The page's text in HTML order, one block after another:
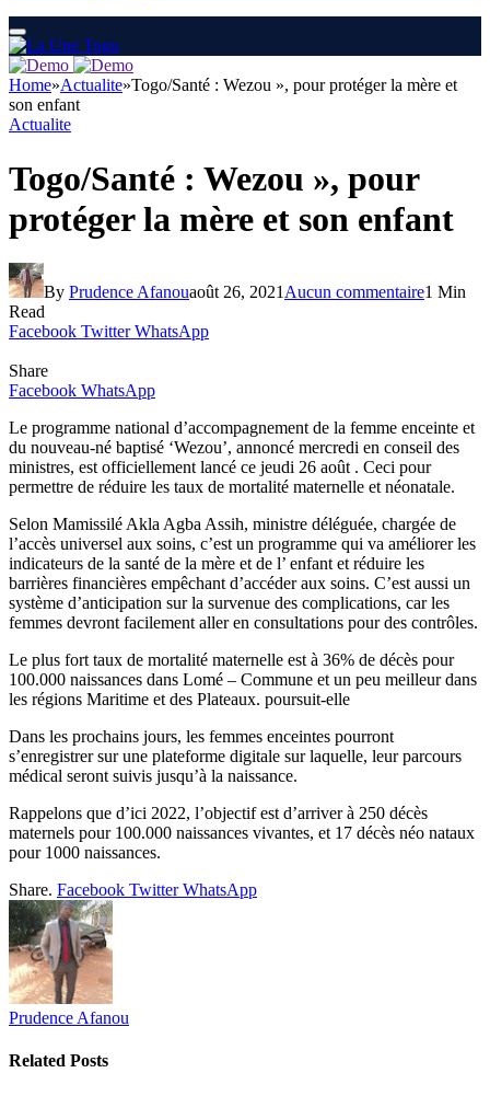
Home»Actualite»Togo/Santé : Wezou », pour protéger la mère et
son enfant
Actualite
Togo/Santé : Wezou », pour
protéger la mère et son enfant
By Prudence Afanouaoût 26, 2021 Aucun commentaire1 Min
Read
Facebook Twitter WhatsApp
Share
Facebook WhatsApp
Le programme national d’accompagnement de la femme enceinte et
du nouveau-né baptisé ‘Wezou’, annoncé mercredi en conseil des
ministres, est officiellement lancé ce jeudi 26 août . Ceci pour
permettre de réduire les taux de mortalité maternelle et néonatale.
Selon Mamissilé Akla Agba Assih, ministre déléguée, chargée de
l’accès universel aux soins, c’est un programme qui va améliorer les
indicateurs de la santé de la mère et de l’ enfant et réduire les
barrières financières empêchant d’accéder aux soins. C’est aussi un
système d’anticipation sur la survenue des complications, car les
femmes devront facilement aller en consultations pour des contrôles.
Le plus fort taux de mortalité maternelle est à 36% de décès pour
100.000 naissances dans Lomé – Commune et un peu meilleur dans
les régions Maritime et des Plateaux. poursuit-elle
Dans les prochains jours, les femmes enceintes pourront
s’enregistrer sur une plateforme digitale sur laquelle, leur parcours
médical seront suivis jusqu’à la naissance.
Rappelons que d’ici 2022, l’objectif est d’arriver à 250 décès
maternels pour 100.000 naissances vivantes, et 17 décès néo nataux
pour 1000 naissances.
Share. Facebook Twitter WhatsApp
Prudence Afanou
Related Posts